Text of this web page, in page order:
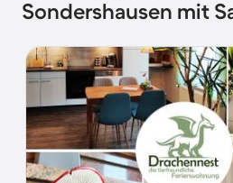
Sondershausen mit